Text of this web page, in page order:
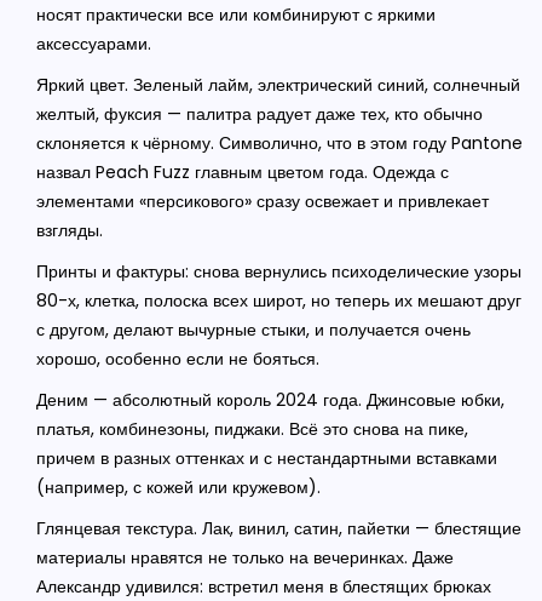
носят практически все или комбинируют с яркими
аксессуарами.
Яркий цвет. Зеленый лайм, электрический синий, солнечный
желтый, фуксия — палитра радует даже тех, кто обычно
склоняется к чёрному. Символично, что в этом году Pantone
назвал Peach Fuzz главным цветом года. Одежда с
элементами «персикового» сразу освежает и привлекает
взгляды.
Принты и фактуры: снова вернулись психоделические узоры
80-х, клетка, полоска всех широт, но теперь их мешают друг
с другом, делают вычурные стыки, и получается очень
хорошо, особенно если не бояться.
Деним — абсолютный король 2024 года. Джинсовые юбки,
платья, комбинезоны, пиджаки. Всё это снова на пике,
причем в разных оттенках и с нестандартными вставками
(например, с кожей или кружевом).
Глянцевая текстура. Лак, винил, сатин, пайетки — блестящие
материалы нравятся не только на вечеринках. Даже
Александр удивился: встретил меня в блестящих брюках